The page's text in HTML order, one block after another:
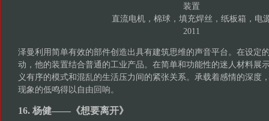
装置
直流电机，棉球，填充焊丝，纸板箱，电
2011
泽曼利用简单有效的部件创造出具有建筑思维的声音平台。在设定
动，他的装置结合普通的工业产品。在简单和功能性的迷人材料展
义有序的模式和混乱的生活压力间的紧张关系。承载着感情的深度
现象的低鸣得以自由回响。
16. 杨健——《想要离开》